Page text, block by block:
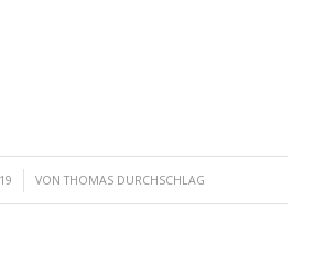
VONTHOMAS DURCHSCHLAG